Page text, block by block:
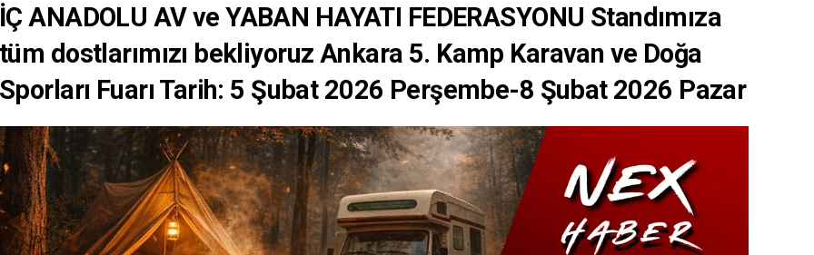
İÇ ANADOLU AV ve YABAN HAYATI FEDERASYONU Standımıza
tüm dostlarımızı bekliyoruz Ankara 5. Kamp Karavan ve Doğa
Sporları Fuarı Tarih: 5 Şubat 2026 Perşembe-8 Şubat 2026 Pazar